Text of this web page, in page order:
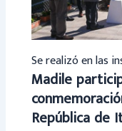
Se realizó en las
Madile
República de